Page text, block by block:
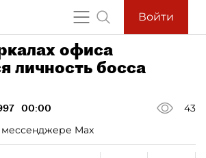
Войти
офиса
личность босса
00:00
43
мессенджере Max